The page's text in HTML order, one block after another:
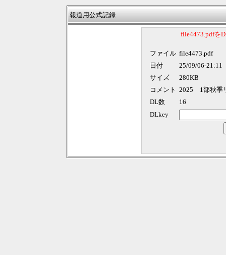
報道用公式記録
file4473.pdfを
ファイル file4473.pdf
日付
25/09/06-21:11
サイズ
280KB
コメント 2025 1部秋季
DL数
16
DLkey